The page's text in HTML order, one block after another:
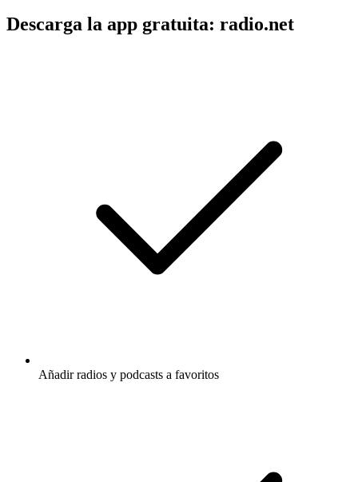
Descarga la app gratuita: radio.net
Añadir radios y podcasts a favoritos